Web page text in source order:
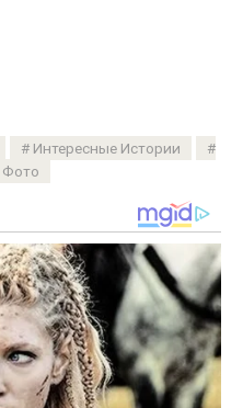
Интересные Истории
Фото